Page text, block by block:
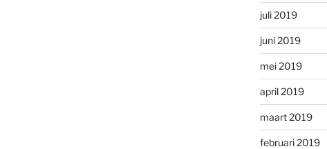
juli 2019
juni 2019
mei 2019
april 2019
maart 2019
februari 2019